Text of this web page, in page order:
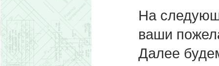
На
ваши
Далее